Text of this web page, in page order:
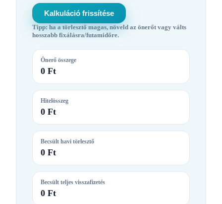
Kalkuláció frissítése
Tipp: ha a törlesztő magas, növeld az önerőt vagy válts
hosszabb fixálásra/futamidőre.
Önerő összege
0 Ft
Hitelösszeg
0 Ft
Becsült havi törlesztő
0 Ft
Becsült teljes visszafizetés
0 Ft